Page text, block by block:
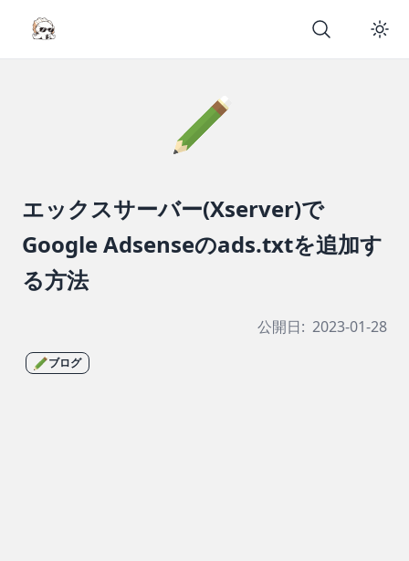
エックスサーバー(Xserver)で
Google Adsenseのads.txtを追加す
る方法
公開日: 2023-01-28
ブログ